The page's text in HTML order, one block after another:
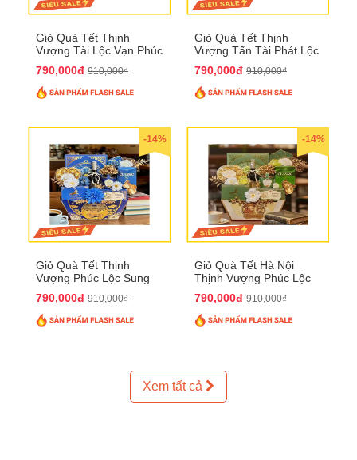
Giỏ Quà Tết Thịnh
Vượng Tài Lộc Vạn Phúc
790,000đ 910,000₫
Giỏ Quà Tết Thịnh
Vượng Tấn Tài Phát Lộc
790,000đ 910,000₫
-14%
Giỏ Quà Tết Thịnh
Vượng Phúc Lộc Sung
790,000đ 910,000₫
-14%
Giỏ Quà Tết Hà Nội
Thịnh Vượng Phúc Lộc
790,000đ 910,000₫
Xem tất cả